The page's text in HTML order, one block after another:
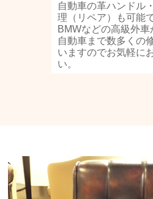
自動車の革ハンドル
理（リペア）も可能
BMWなどの高級外
自動車まで数多くの
いますのでお気軽に
い。